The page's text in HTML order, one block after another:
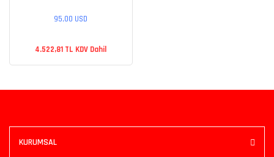
95,00 USD
4.522,81 TL KDV Dahil
KURUMSAL